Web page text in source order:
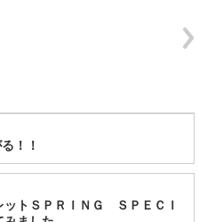
！！
ットＳＰＲＩＮＧ ＳＰＥＣＩ